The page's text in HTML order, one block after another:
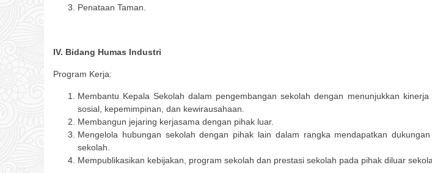
Penataan Taman.
IV. Bidang Humas Industri
Program Kerja:
Membantu Kepala Sekolah dalam pengembangan sekolah dengan menunjukkan
sosial, kepemimpinan, dan kewirausahaan.
Membangun jejaring kerjasama dengan pihak luar.
Mengelola hubungan sekolah dengan pihak lain dalam rangka mendapatkan
sekolah.
Mempublikasikan kebijakan, program sekolah dan prestasi sekolah pada pihak diluar